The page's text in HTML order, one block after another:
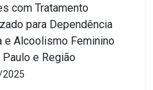
com Tratamento
para Dependência
e Alcoolismo Feminino
Paulo e Região